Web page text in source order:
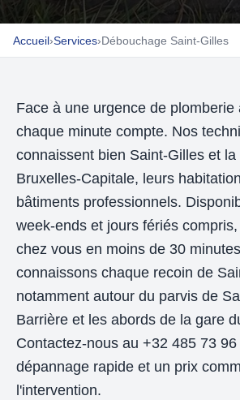
Accueil›Services›Débouchage Saint-Gilles
Face à une urgence de plomberie
chaque minute compte. Nos
connaissent bien Saint-Gilles et
Bruxelles-Capitale, leurs
bâtiments professionnels.
week-ends et jours fériés
chez vous en moins de 30
connaissons chaque recoin de
notamment autour du parvis de
Barrière et les abords de la gare
Contactez-nous au +32 485 73
dépannage rapide et un prix
l'intervention.